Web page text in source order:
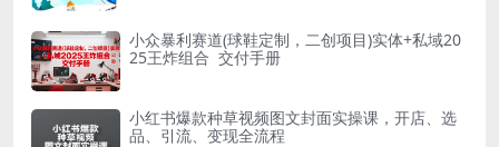
小众暴利赛道(球鞋定制，二创项目)实体+私域20
25王炸组合 交付手册
小红书爆款种草视频图文封面实操课，​开店、选
品、引流、变现全流程